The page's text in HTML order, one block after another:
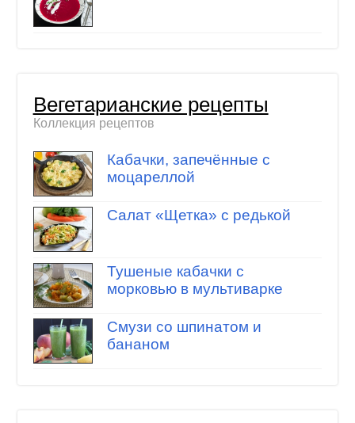
Вегетарианские рецепты
Коллекция рецептов
Кабачки, запечённые с
моцареллой
Салат «Щетка» с редькой
Тушеные кабачки с
морковью в мультиварке
Смузи со шпинатом и
бананом